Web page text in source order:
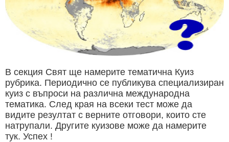
В секция Свят ще намерите тематична Куиз
рубрика. Периодично се публикува специализиран
куиз с въпроси на различна международна
тематика. След края на всеки тест може да
видите резултат с верните отговори, които сте
натрупали. Другите куизове може да намерите
тук. Успех !